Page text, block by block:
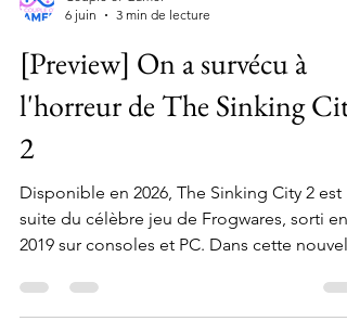
6 juin
3 min de lecture
l'horreur de The Sinking City